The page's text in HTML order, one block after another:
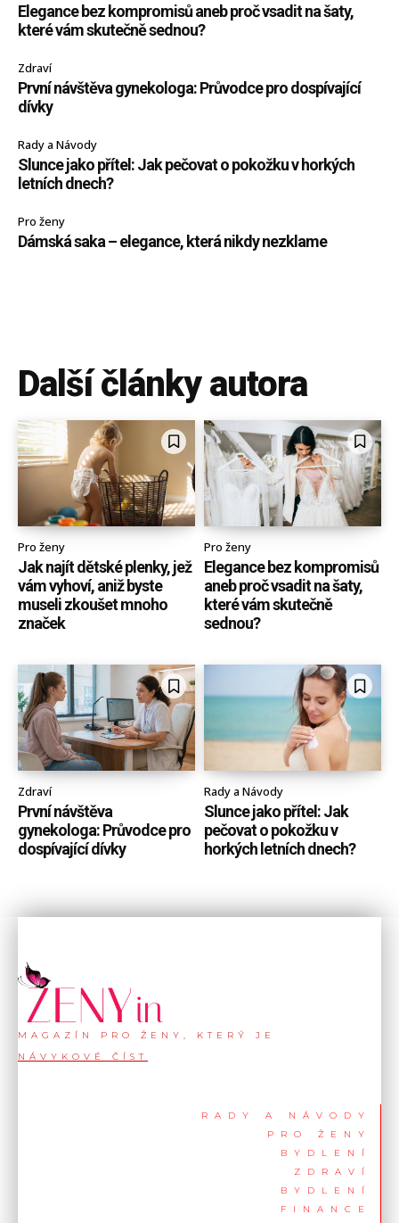
Elegance bez kompromisů aneb proč vsadit na šaty,
které vám skutečně sednou?
Zdraví
První návštěva gynekologa: Průvodce pro dospívající
dívky
Rady a Návody
Slunce jako přítel: Jak pečovat o pokožku v horkých
letních dnech?
Pro ženy
Dámská saka – elegance, která nikdy nezklame
Další články autora
Pro ženy
Jak najít dětské plenky, jež
vám vyhoví, aniž byste
museli zkoušet mnoho
značek
Pro ženy
Elegance bez kompromisů
aneb proč vsadit na šaty,
které vám skutečně
sednou?
Zdraví
První návštěva
gynekologa: Průvodce pro
dospívající dívky
Rady a Návody
Slunce jako přítel: Jak
pečovat o pokožku v
horkých letních dnech?
MAGAZÍN PRO ŽENY, KTERÝ JE
NÁVYKOVÉ ČÍST
RADY A NÁVODY
PRO ŽENY
BYDLENÍ
ZDRAVÍ
BYDLENÍ
FINANCE